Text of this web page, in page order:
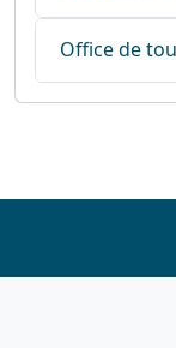
Office de